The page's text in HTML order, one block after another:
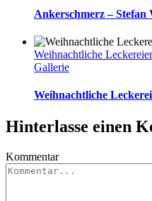
Ankerschmerz – Stefan
Weihnachtliche
Gallerie
Weihnachtliche
Hinterlasse einen
Kommentar